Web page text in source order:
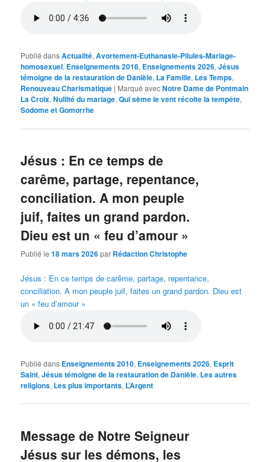
Publié dansActualité,Avortement-Euthanasie-Pilules-Mariage-
homosexuel, Enseignements 2016, Enseignements 2026,Jésus
témoigne de la restauration de Danièle, La Famille, Les Temps,
Renouveau Charismatique | Marqué avecNotre Dame de Pontmain
La Croix,Nullité du mariage,Qui sème le vent récolte la tempête,
Sodome et Gomorrhe
Jésus : En ce temps de
carême, partage, repentance,
conciliation. A mon peuple
juif, faites un grand pardon.
Dieu est un « feu d’amour »
Publié le18 mars 2026par Rédaction Christophe
Jésus : En ce temps de carême, partage, repentance,
conciliation. A mon peuple juif, faites un grand pardon. Dieu est
un « feu d’amour »
Publié dans Enseignements 2010, Enseignements 2026, Esprit
Saint,Jésus témoigne de la restauration de Danièle, Les autres
religions, Les plus importants, L’Argent
Message de Notre Seigneur
Jésus sur les démons, les